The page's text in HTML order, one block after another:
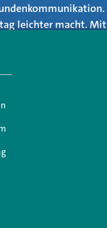
leichter macht.